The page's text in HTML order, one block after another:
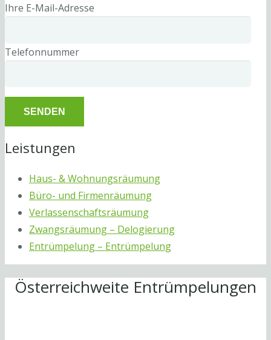
Ihre E-Mail-Adresse
Telefonnummer
Leistungen
Haus- & Wohnungsräumung
Büro- und Firmenräumung
Verlassenschaftsräumung
Zwangsräumung – Delogierung
Entrümpelung – Entrümpelung
Österreichweite Entrümpelungen